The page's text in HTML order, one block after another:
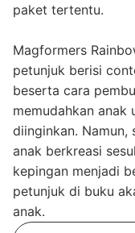
paket tertentu.
Magformers
petunjuk berisi
beserta cara
memudahkan anak
diinginkan. Namun,
anak berkreasi
kepingan menjadi
petunjuk di buku
anak.